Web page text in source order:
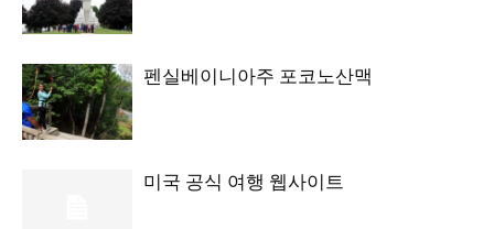
펜실베이니아주 포코노산맥
미국 공식 여행 웹사이트